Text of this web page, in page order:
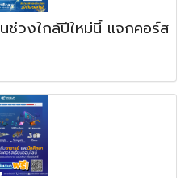
วงใกล้ปีใหม่นี้ แจกคอร์ส